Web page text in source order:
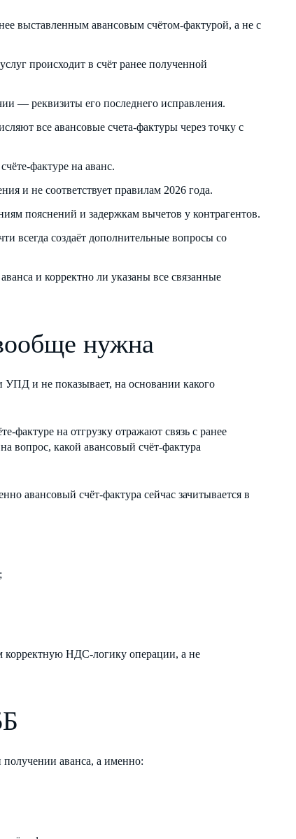
выставленным авансовым счётом-фактурой, а не с
происходит в счёт ранее полученной
— реквизиты его последнего исправления.
все авансовые счета-фактуры через точку с
фактуре на аванс.
и не соответствует правилам 2026 года.
пояснений и задержкам вычетов у контрагентов.
всегда создаёт дополнительные вопросы со
и корректно ли указаны все связанные
нужна
УПД и не показывает, на основании какого
фактуре на отгрузку отражают связь с ранее
вопрос, какой авансовый счёт-фактура
авансовый счёт-фактура сейчас зачитывается в
корректную НДС-логику операции, а не
аванса, а именно: